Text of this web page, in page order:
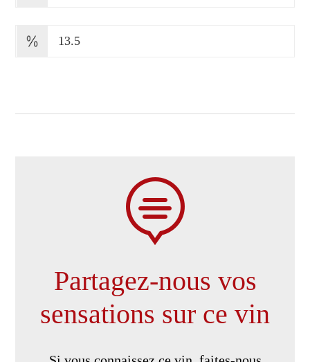
13.5

Partagez-nous vos
sensations sur ce vin